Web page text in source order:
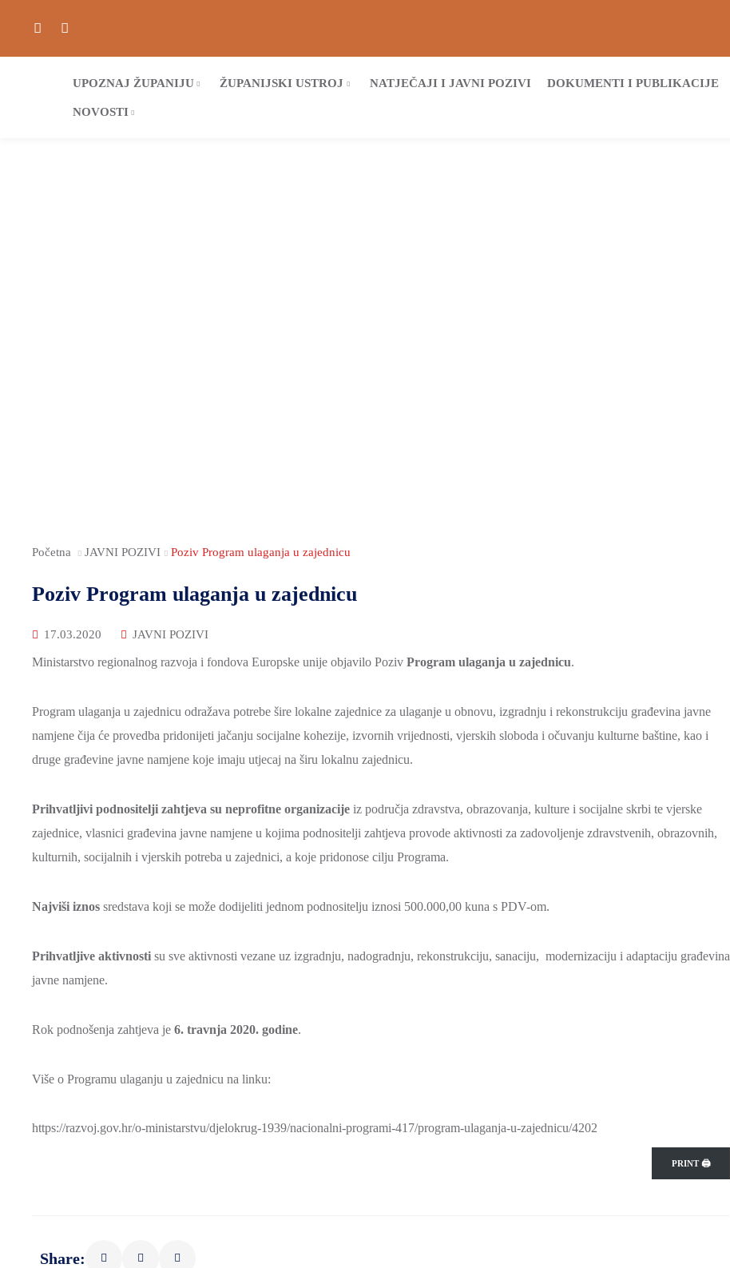
UPOZNAJ ŽUPANIJU ŽUPANIJSKI USTROJ NATJEČAJI I JAVNI POZIVI DOKUMENTI I PUBLIKACIJE
NOVOSTI
Početna JAVNI POZIVI Poziv Program ulaganja u zajednicu
Poziv Program ulaganja u zajednicu
17.03.2020 JAVNI POZIVI
Ministarstvo regionalnog razvoja i fondova Europske unije objavilo Poziv Program ulaganja u zajednicu.
Program ulaganja u zajednicu odražava potrebe šire lokalne zajednice za ulaganje u obnovu, izgradnju i rekonstrukciju građevina javne
namjene čija će provedba pridonijeti jačanju socijalne kohezije, izvornih vrijednosti, vjerskih sloboda i očuvanju kulturne baštine, kao i
druge građevine javne namjene koje imaju utjecaj na širu lokalnu zajednicu.
Prihvatljivi podnositelji zahtjeva su neprofitne organizacije iz područja zdravstva, obrazovanja, kulture i socijalne skrbi te vjerske
zajednice, vlasnici građevina javne namjene u kojima podnositelji zahtjeva provode aktivnosti za zadovoljenje zdravstvenih, obrazovnih,
kulturnih, socijalnih i vjerskih potreba u zajednici, a koje pridonose cilju Programa.
Najviši iznos sredstava koji se može dodijeliti jednom podnositelju iznosi 500.000,00 kuna s PDV-om.
Prihvatljive aktivnosti su sve aktivnosti vezane uz izgradnju, nadogradnju, rekonstrukciju, sanaciju, modernizaciju i adaptaciju građevina
javne namjene.
Rok podnošenja zahtjeva je 6. travnja 2020. godine.
Više o Programu ulaganju u zajednicu na linku:
https://razvoj.gov.hr/o-ministarstvu/djelokrug-1939/nacionalni-programi-417/program-ulaganja-u-zajednicu/4202
PRINT 🖨
Share: